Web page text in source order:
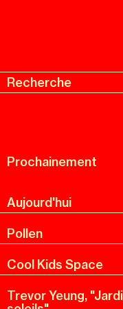
Menu
Recherche
Prochainement
Aujourd'hui
Pollen
Cool Kids Space
Trevor Yeung,